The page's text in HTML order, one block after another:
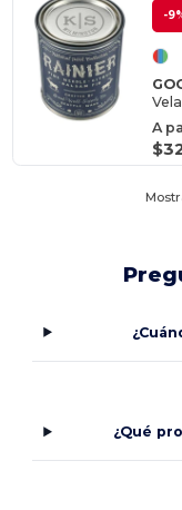
-
A
¿Qué